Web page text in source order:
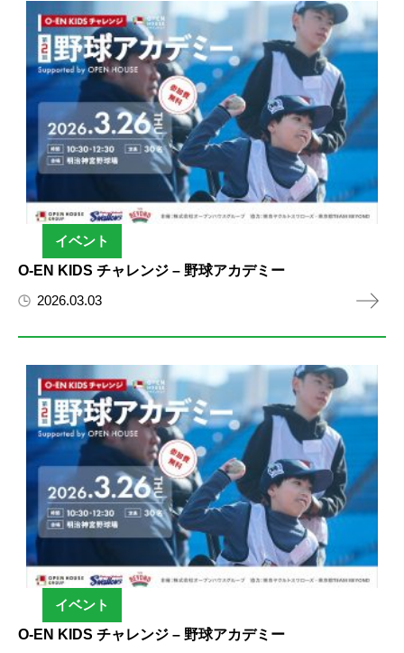
イベント
O-EN KIDS チャレンジ – 野球アカデミー
2026.03.03
イベント
O-EN KIDS チャレンジ – 野球アカデミー